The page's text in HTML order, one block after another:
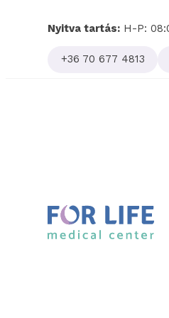
Nyitva tartás: H-P:
+36 70 677 4813